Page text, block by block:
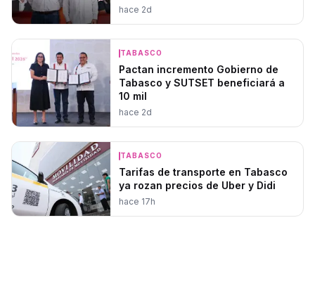
hace 2d
TABASCO
Pactan incremento Gobierno de
Tabasco y SUTSET beneficiará a
10 mil
hace 2d
TABASCO
Tarifas de transporte en Tabasco
ya rozan precios de Uber y Didi
hace 17h